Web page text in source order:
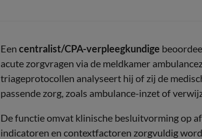
Eencentralist/CPA-verpleegkundige
acute zorgvragen via de meldkamer
triageprotocollen analyseert hij of zij de
passende zorg, zoals ambulance-inzet of
De functie omvat klinische besluitvorming op
indicatoren en contextfactoren zorgvuldig